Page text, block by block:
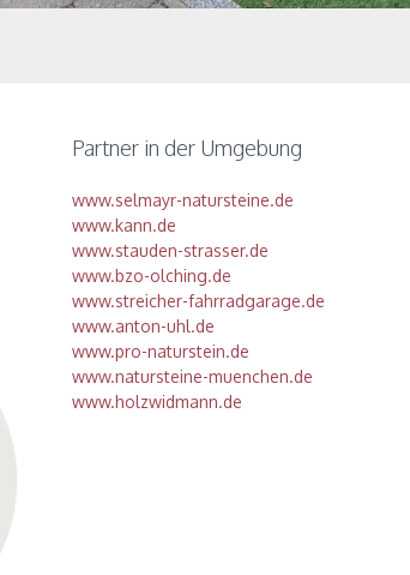
Partner in der Umgebung
www.selmayr-natursteine.de
www.kann.de
www.stauden-strasser.de
www.bzo-olching.de
www.streicher-fahrradgarage.de
www.anton-uhl.de
www.pro-naturstein.de
www.natursteine-muenchen.de
www.holzwidmann.de